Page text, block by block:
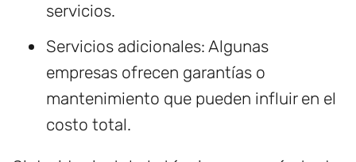
servicios.
Servicios adicionales: Algunas
empresas ofrecen garantías o
mantenimiento que pueden influir en el
costo total.